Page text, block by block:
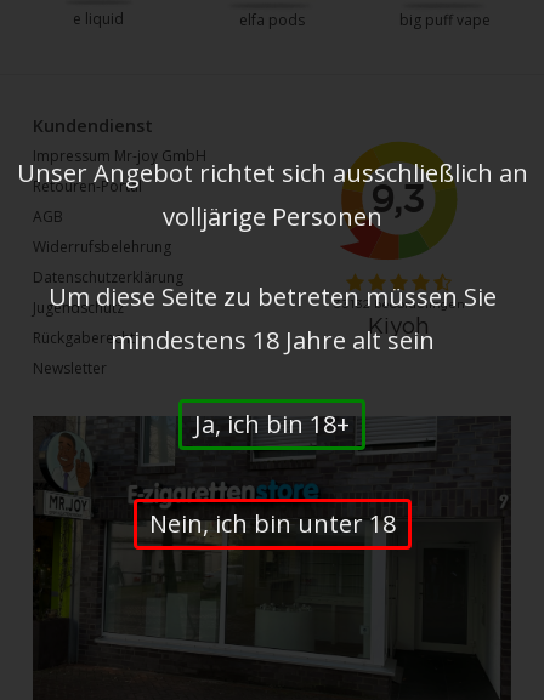
e liquid elfa pods big puff vape
Kundendienst
Impressum Mr-joy GmbH
Retouren-Portal
AGB
Widerrufsbelehrung
Datenschutzerklärung
Jugendschutz
Rückgaberecht
Newsletter
Unser Angebot richtet sich ausschließlich an
volljärige Personen
Um diese Seite zu betreten müssen Sie
mindestens 18 Jahre alt sein
Ja, ich bin 18+
Nein, ich bin unter 18